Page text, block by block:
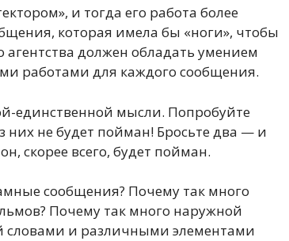
и тогда его работа более
которая имела бы «ноги», чтобы
должен обладать умением
работами для каждого сообщения.
единственной мысли. Попробуйте
не будет пойман! Бросьте два — и
скорее всего, будет пойман.
сообщения? Почему так много
Почему так много наружной
словами и различными элементами